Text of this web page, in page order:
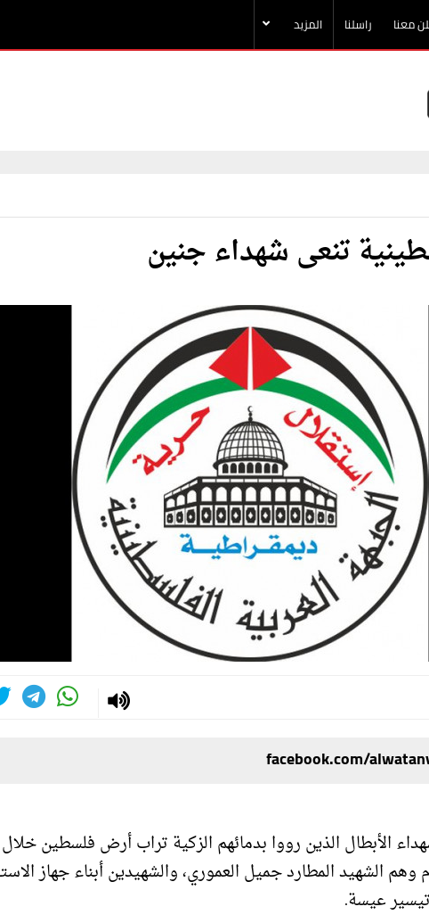
معنا راسلنا المزيد
تنعى شهداء جنين
الأبطال الذين رووا بدمائهم الزكية تراب أرض فلسطين
‏الشهيد المطارد جميل العموري، والشهيدين أبناء جهاز
عيسة.